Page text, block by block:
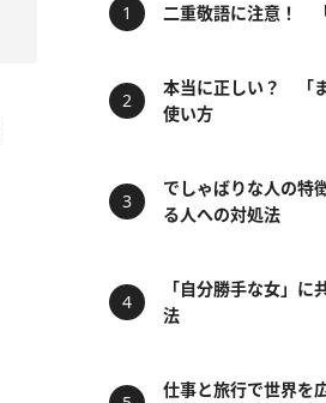
二重敬語に注意！
本当に正しい？ 「
使い方
でしゃばりな人の特
る人への対処法
「自分勝手な女」
法
仕事と旅行で世界を